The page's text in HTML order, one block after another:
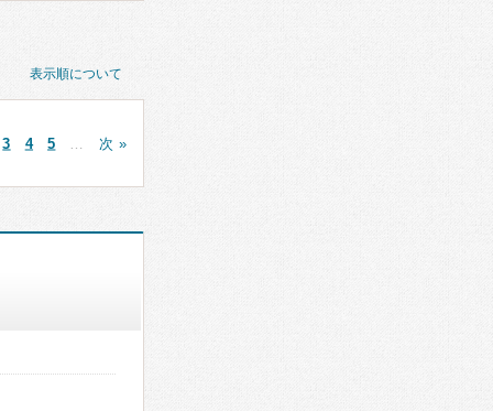
表示順について
3 4 5 次 »